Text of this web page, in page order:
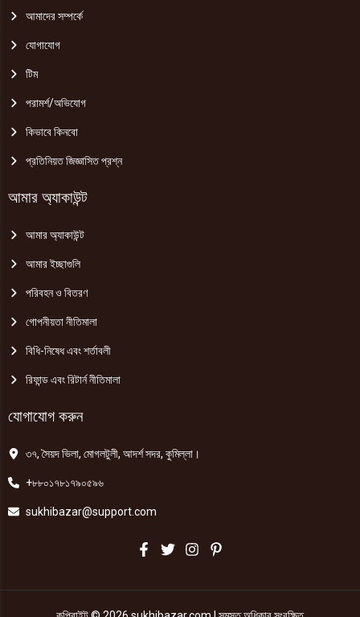
আমাদের সম্পর্কে
যোগাযোগ
টিম
পরামর্শ/অভিযোগ
কিভাবে কিনবো
প্রতিনিয়ত জিজ্ঞাসিত প্রশ্ন
আমার অ্যাকাউন্ট
আমার অ্যাকাউন্ট
আমার ইচ্ছাগুলি
পরিবহন ও বিতরণ
গোপনীয়তা নীতিমালা
বিধি-নিষেধ এবং শর্তাবলী
রিফান্ড এবং রিটার্ন নীতিমালা
যোগাযোগ করুন
৩৭, সৈয়দ ভিলা, মোগলটুলী, আদর্শ সদর, কুমিল্লা।
+৮৮০১৭৮১৭৯০৫৯৬
sukhibazar@support.com